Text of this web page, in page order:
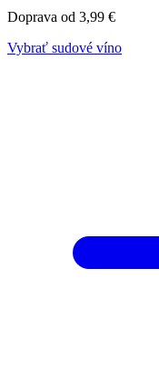
Doprava od 3,99 €
Vybrať sudové víno